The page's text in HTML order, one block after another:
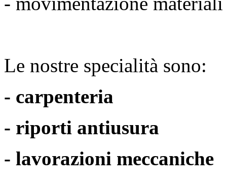
Le nostre specialità sono:
- carpenteria
- riporti antiusura
- lavorazioni meccaniche